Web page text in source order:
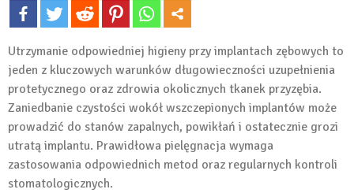
Utrzymanie odpowiedniej higieny przy implantach zębowych to
jeden z kluczowych warunków długowieczności uzupełnienia
protetycznego oraz zdrowia okolicznych tkanek przyzębia.
Zaniedbanie czystości wokół wszczepionych implantów może
prowadzić do stanów zapalnych, powikłań i ostatecznie grozi
utratą implantu. Prawidłowa pielęgnacja wymaga
zastosowania odpowiednich metod oraz regularnych kontroli
stomatologicznych.